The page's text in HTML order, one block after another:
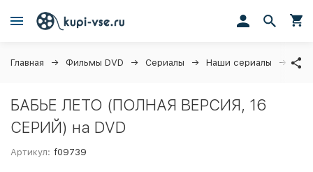
Главная Фильмы DVD Сериалы Наши сериалы
БАБЬЕ ЛЕТО (ПОЛНАЯ ВЕРСИЯ, 16
СЕРИЙ) на DVD
Артикул: f09739